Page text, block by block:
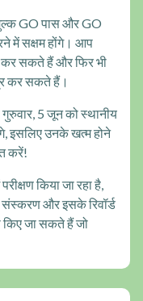
GO पास और GO
में सक्षम होंगे। आप
सकते हैं और फिर भी
कर सकते हैं।
5 जून को स्थानीय
इसलिए उनके खत्म होने
करें!
किया जा रहा है,
और इसके रिवॉर्ड
किए जा सकते हैं जो